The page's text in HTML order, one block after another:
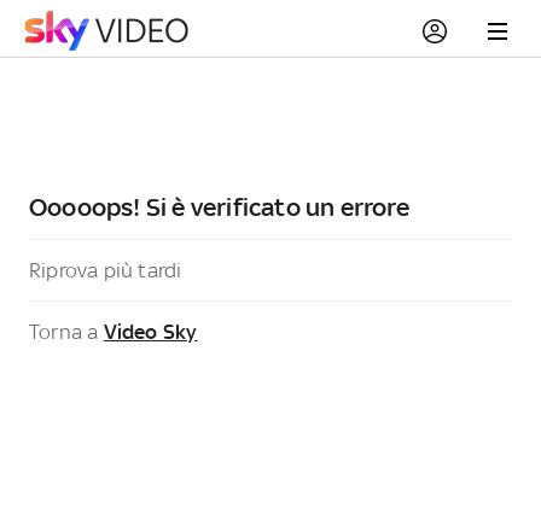
Ooooops! Si è verificato un errore
Riprova più tardi
Torna a Video Sky